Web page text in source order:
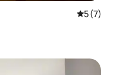
レビュー
5 (7)